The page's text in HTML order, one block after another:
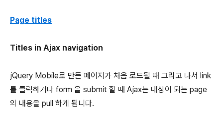
Page titles
Titles in Ajax navigation
jQuery Mobile로 만든 페이지가 처음 로드될 때 그리고 나서 link
를 클릭하거나 form 을 submit 할 때 Ajax는 대상이 되는 page
의 내용을 pull 하게 됩니다.